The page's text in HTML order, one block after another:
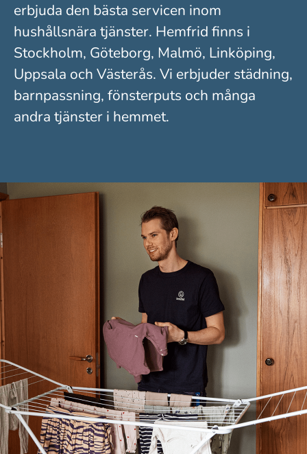
erbjuda den bästa servicen inom
hushållsnära tjänster. Hemfrid finns i
Stockholm, Göteborg, Malmö, Linköping,
Uppsala och Västerås. Vi erbjuder städning,
barnpassning, fönsterputs och många
andra tjänster i hemmet.